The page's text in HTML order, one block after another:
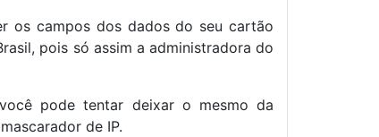
os campos dos dados do seu cartão
pois só assim a administradora do
pode tentar deixar o mesmo da
de IP.